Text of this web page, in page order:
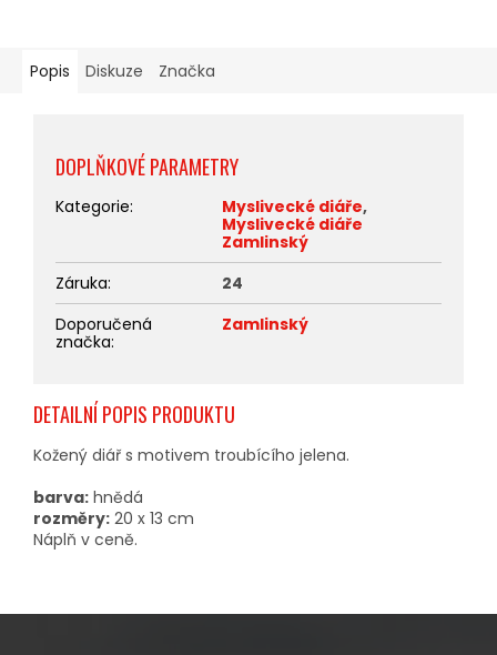
Popis Diskuze Značka
DETAILNÍ POPIS PRODUKTU
Kožený diář s motivem troubícího jelena.
barva: hnědá
rozměry: 20 x 13 cm
Náplň v ceně.
DOPLŇKOVÉ PARAMETRY
Kategorie: Myslivecké diáře,
Myslivecké diáře
Zamlinský
Záruka:
24
Doporučená
značka:
Zamlinský